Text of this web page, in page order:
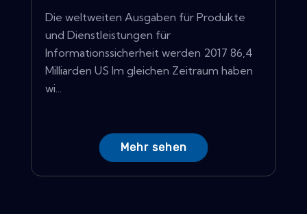
Die weltweiten Ausgaben für Produkte
und Dienstleistungen für
Informationssicherheit werden 2017 86,4
Milliarden US Im gleichen Zeitraum haben
wi...
Mehr sehen